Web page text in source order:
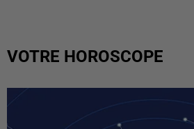
VOTRE HOROSCOPE